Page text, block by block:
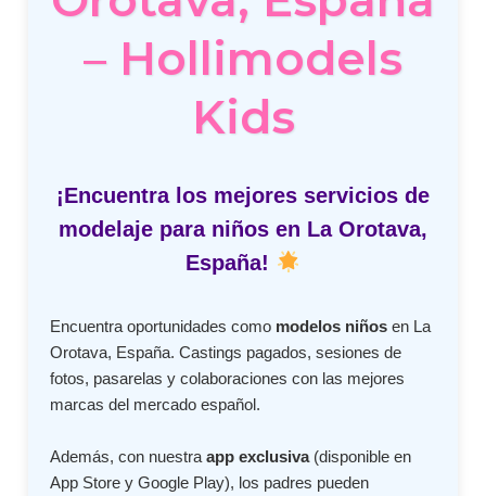
– Hollimodels
Kids
¡Encuentra los mejores servicios de
modelaje para niños en La Orotava,
España!
Encuentra oportunidades como modelos niños en La
Orotava, España. Castings pagados, sesiones de
fotos, pasarelas y colaboraciones con las mejores
marcas del mercado español.
Además, con nuestraapp exclusiva(disponible en
App Store y Google Play), los padres pueden